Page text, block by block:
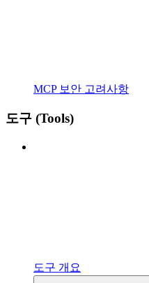
MCP 보안 고려사항
도구 (Tools)
도구 개요